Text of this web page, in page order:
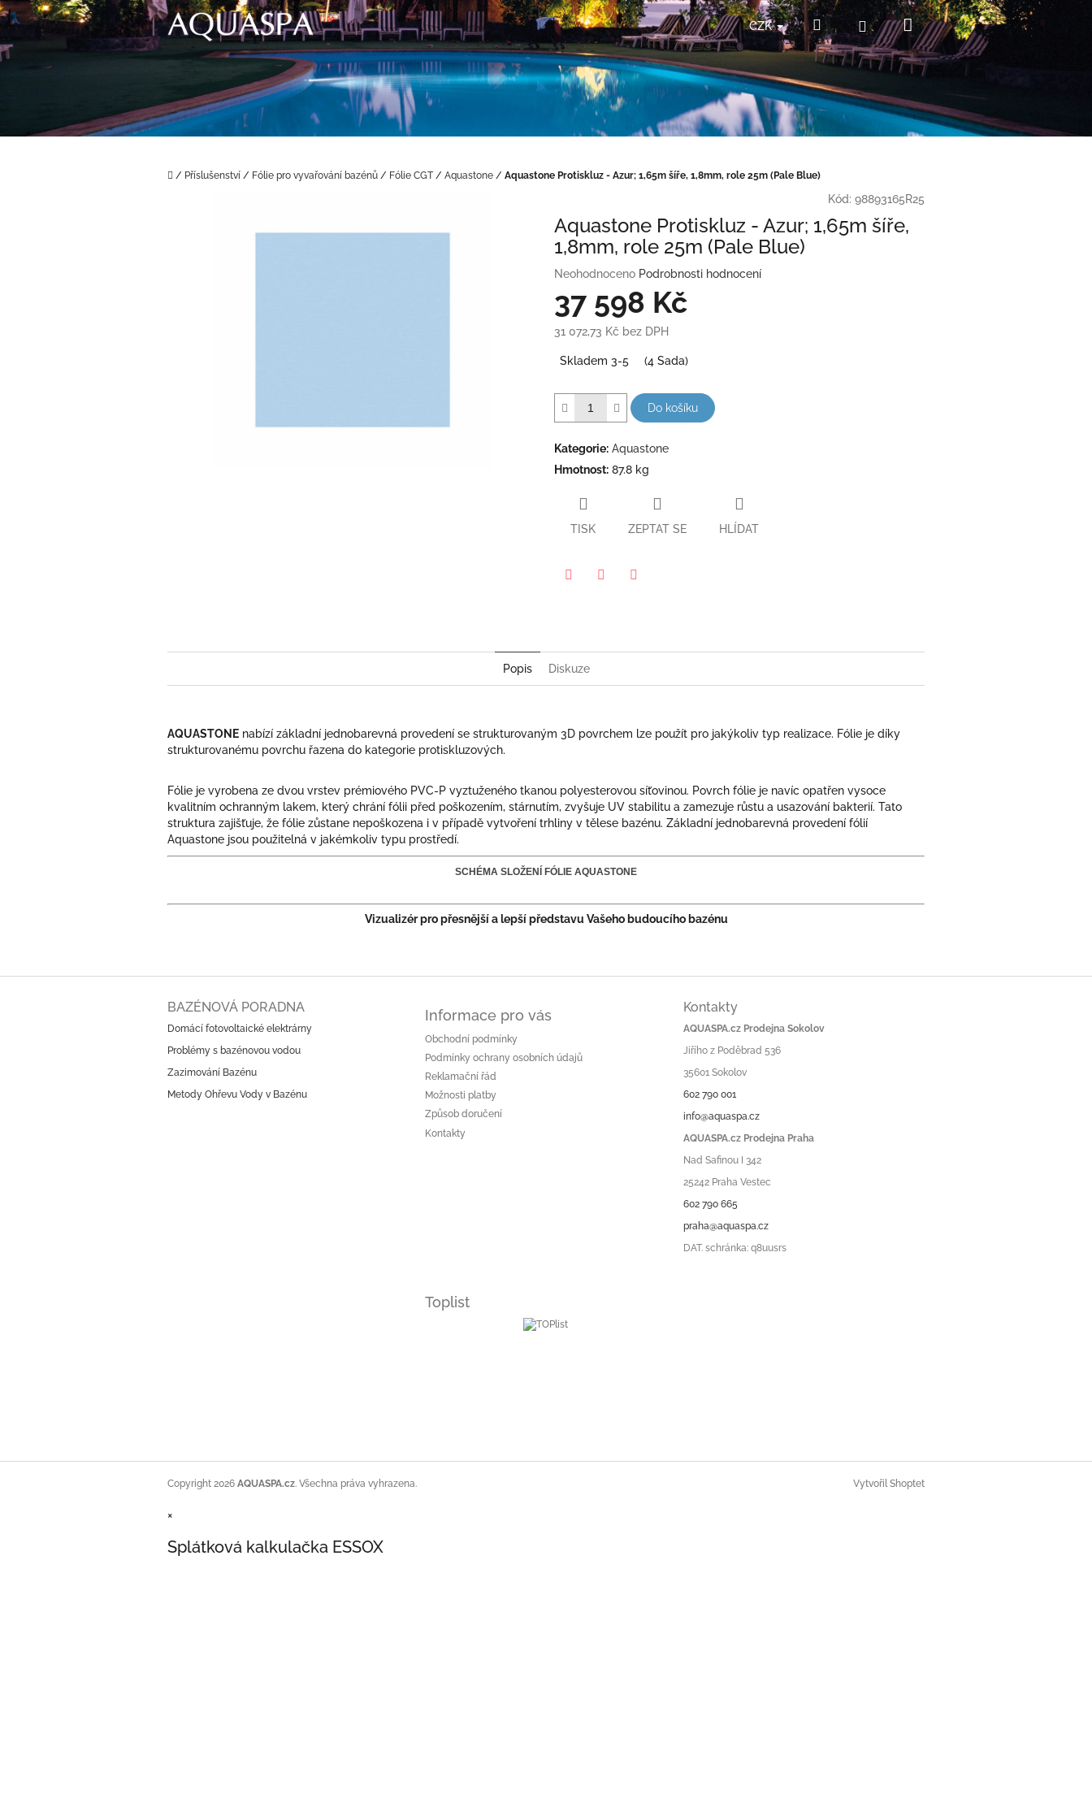
Přejít
na
CZK HledatPřihlášeníNákupní
košík
Domů
/ Příslušenství / Fólie pro vyvařování bazénů / Fólie CGT / Aquastone / Aquastone Protiskluz - Azur; 1,65m šíře, 1,8mm, role 25m (Pale Blue)
Kód: 98893165R25
Aquastone Protiskluz - Azur; 1,65m šíře,
1,8mm, role 25m (Pale Blue)
Průměrné
produktu
0,0
Neohodnoceno Podrobnosti hodnocení
37 598 Kč
31 072,73 Kč bez DPH
cena:
Skladem 3-5 (4 Sada)
Do košíku
Kategorie: Aquastone
Hmotnost: 87.8 kg
TISK ZEPTAT SE HLÍDAT
Popis Diskuze
AQUASTONE nabízí základní jednobarevná provedení se strukturovaným 3D povrchem lze použít pro jakýkoliv typ realizace. Fólie je díky
strukturovanému povrchu řazena do kategorie protiskluzových.
Fólie je vyrobena ze dvou vrstev prémiového PVC-P vyztuženého tkanou polyesterovou síťovinou. Povrch fólie je navíc opatřen vysoce
kvalitním ochranným lakem, který chrání fólii před poškozením, stárnutím, zvyšuje UV stabilitu a zamezuje růstu a usazování bakterií. Tato
struktura zajišťuje, že fólie zůstane nepoškozena i v případě vytvoření trhliny v tělese bazénu. Základní jednobarevná provedení fólií
Aquastone jsou použitelná v jakémkoliv typu prostředí.
SCHÉMA SLOŽENÍ FÓLIE AQUASTONE
Vizualizér pro přesnější a lepší představu Vašeho budoucího bazénu
BAZÉNOVÁ PORADNA
Domácí fotovoltaické elektrárny
Problémy s bazénovou vodou
Zazimování Bazénu
Metody Ohřevu Vody v Bazénu
Informace pro vás
Obchodní podmínky
Podmínky ochrany osobních údajů
Reklamační řád
Možnosti platby
Způsob doručení
Kontakty
Kontakty
AQUASPA.cz Prodejna Sokolov
Jiřího z Poděbrad 536
35601 Sokolov
602 790 001
info@aquaspa.cz
AQUASPA.cz Prodejna Praha
Nad Safinou I 342
25242 Praha Vestec
602 790 665
praha@aquaspa.cz
DAT. schránka: q8uusrs
Toplist
Vytvořil Shoptet
Copyright 2026 AQUASPA.cz. Všechna práva vyhrazena.
×
Splátková kalkulačka ESSOX